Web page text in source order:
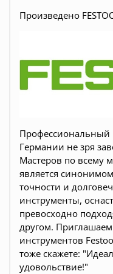
Произведено
Профессиональный
Германии не зря
Мастеров по всему
является
точности и
инструменты,
превосходно
другом.
инструментов
тоже скажете:
удовольствие!"